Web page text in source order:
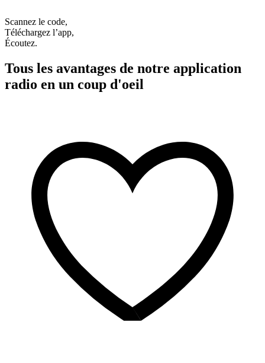
Scannez le code,
Téléchargez l’app,
Écoutez.
Tous les avantages de notre application
radio en un coup d'oeil